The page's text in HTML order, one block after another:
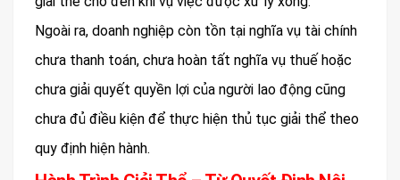
Ngoài ra, doanh nghiệp còn tồn tại nghĩa vụ tài chính
chưa thanh toán, chưa hoàn tất nghĩa vụ thuế hoặc
chưa giải quyết quyền lợi của người lao động cũng
chưa đủ điều kiện để thực hiện thủ tục giải thể theo
quy định hiện hành.